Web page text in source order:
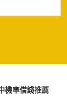
機車借錢推薦